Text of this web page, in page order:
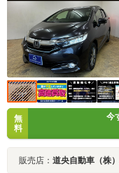
無
料
今
販売店： 道央自動車（株